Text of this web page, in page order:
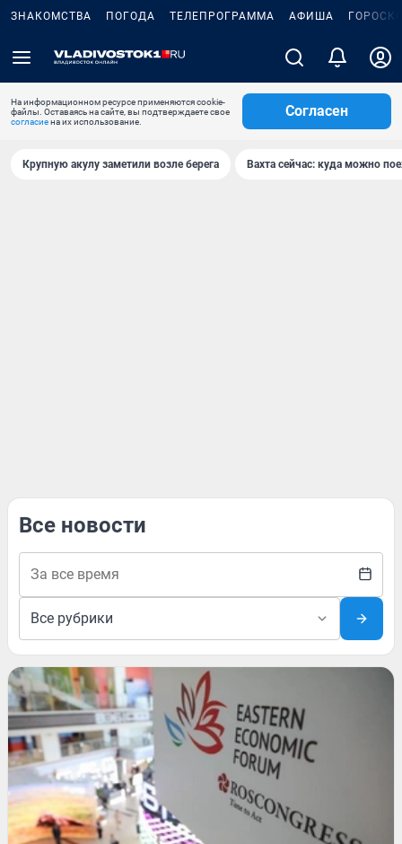
ЗНАКОМСТВА ПОГОДА ТЕЛЕПРОГРАММА АФИША
На информационном ресурсе применяются cookie-
файлы. Оставаясь на сайте, вы подтверждаете свое
согласиена их использование.
Согласен
Крупную акулу заметили возле берега Вахта сейчас: куда можно
Все новости